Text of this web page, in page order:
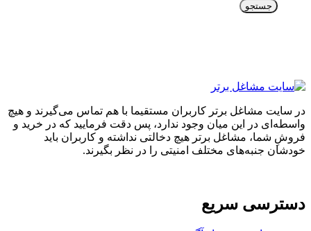
جستجو
در سایت مشاغل برتر کاربران مستقیما با هم تماس می‌گیرند و هیچ
واسطه‌ای در این میان وجود ندارد، پس دقت فرمایید که در خرید و
فروشِ شما، مشاغل برتر هیچ دخالتی نداشته و کاربران باید
خودشان جنبه‌های مختلف امنیتی را در نظر بگیرند.
دسترسی سریع